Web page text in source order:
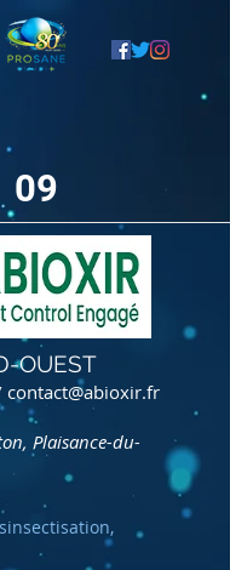
09
OUEST
contact@abioxir.fr
Plaisance-du-